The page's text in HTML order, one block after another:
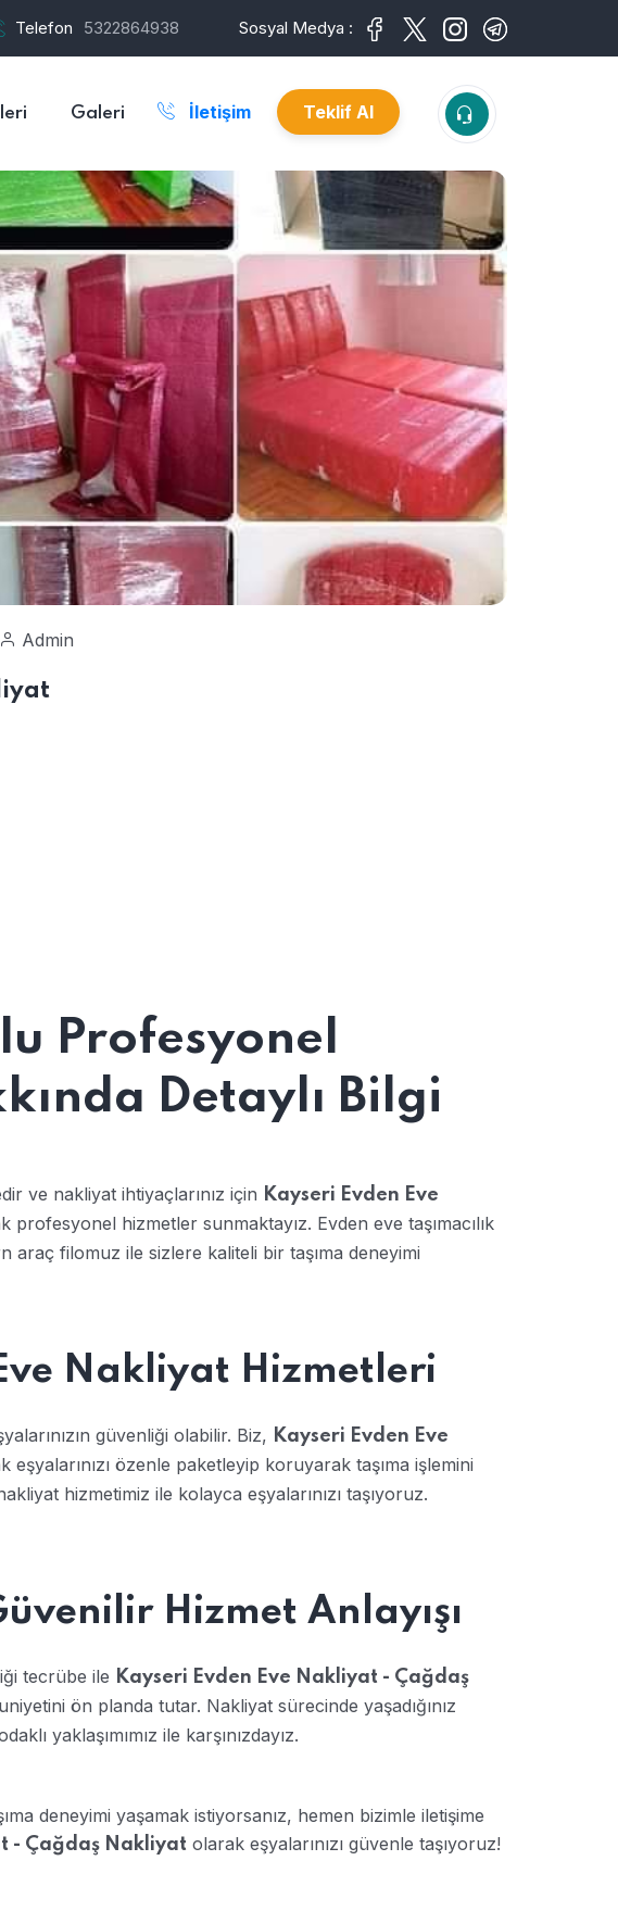
Telefon 5322864938 Sosyal Medya :
Galeri İletişim Teklif Al
Admin
Profesyonel
Detaylı Bilgi
ve nakliyat ihtiyaçlarınız için Kayseri Evden Eve
profesyonel hizmetler sunmaktayız. Evden eve taşımacılık
araç filomuz ile sizlere kaliteli bir taşıma deneyimi
Nakliyat Hizmetleri
güvenliği olabilir. Biz, Kayseri Evden Eve
eşyalarınızı özenle paketleyip koruyarak taşıma işlemini
hizmetimiz ile kolayca eşyalarınızı taşıyoruz.
Hizmet Anlayışı
tecrübe ile Kayseri Evden Eve Nakliyat - Çağdaş
ön planda tutar. Nakliyat sürecinde yaşadığınız
yaklaşımımız ile karşınızdayız.
deneyimi yaşamak istiyorsanız, hemen bizimle iletişime
- Çağdaş Nakliyat olarak eşyalarınızı güvenle taşıyoruz!